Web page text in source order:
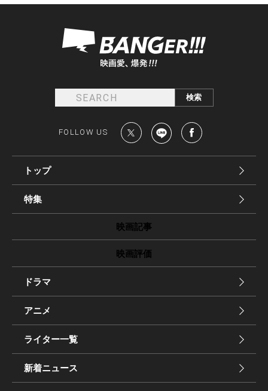
FOLLOW US
トップ
特集
映画記事
映画評価
ドラマ
アニメ
ライター一覧
新着ニュース